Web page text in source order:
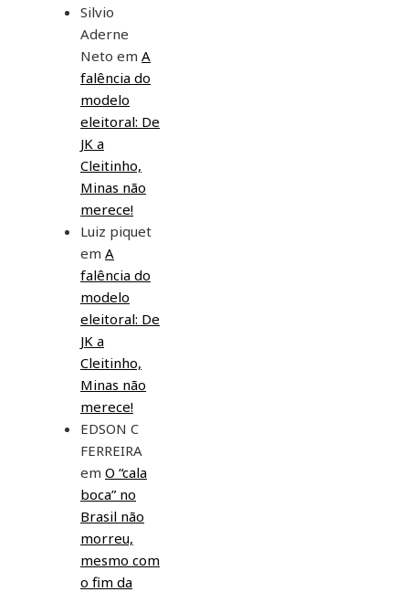
Silvio
Aderne
Neto em A
falência do
modelo
eleitoral: De
JK a
Cleitinho,
Minas não
merece!
Luiz piquet
em A
falência do
modelo
eleitoral: De
JK a
Cleitinho,
Minas não
merece!
EDSON C
FERREIRA
em O “cala
boca” no
Brasil não
morreu,
mesmo com
o fim da